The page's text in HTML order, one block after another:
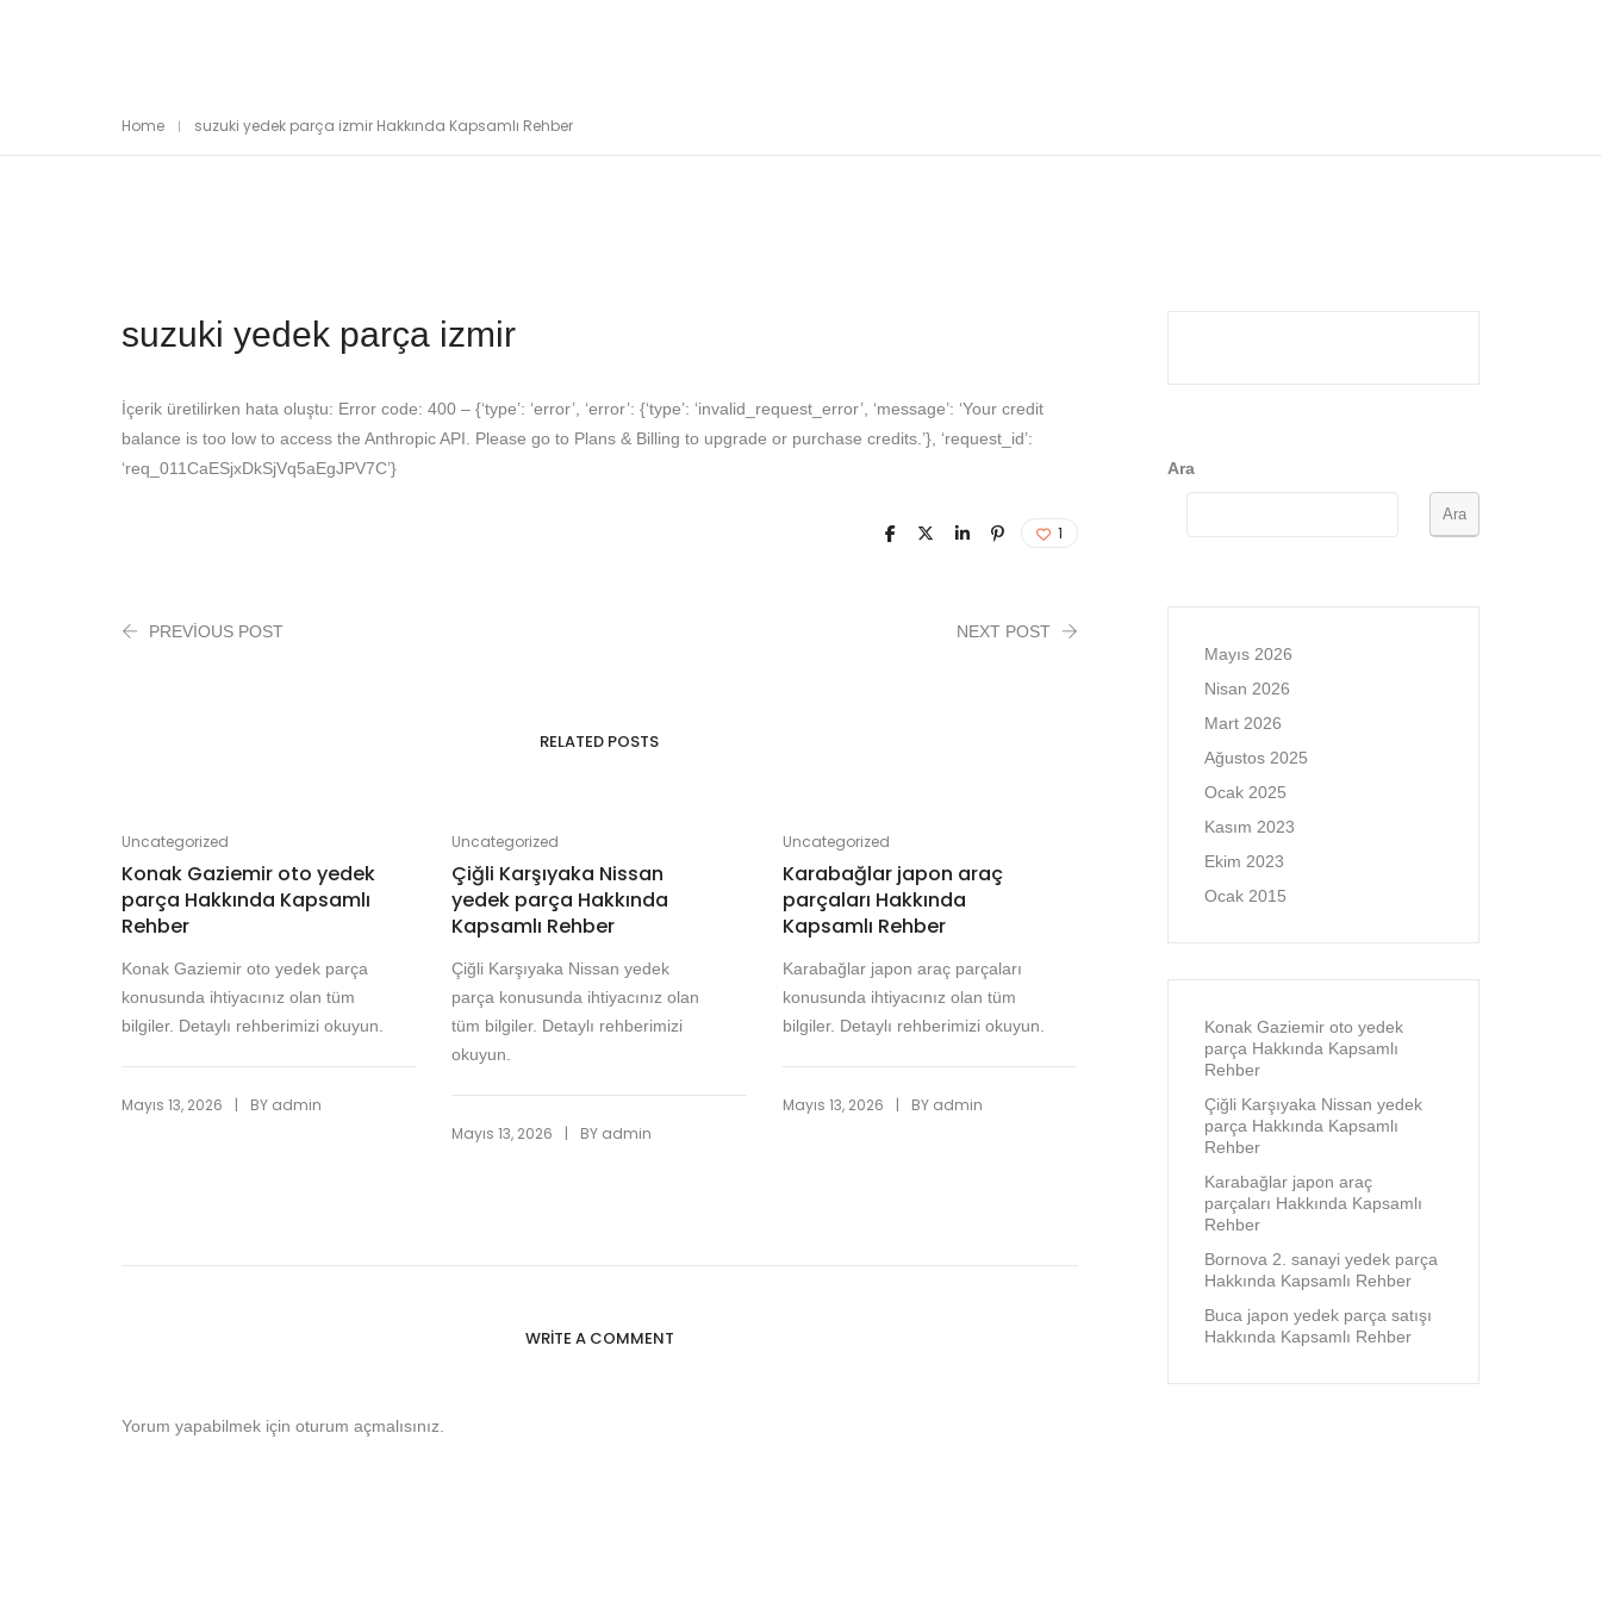
Home suzuki yedek parça izmir Hakkında Kapsamlı Rehber
suzuki yedek parça izmir
İçerik üretilirken hata oluştu: Error code: 400 – {‘type’: ‘error’, ‘error’: {‘type’: ‘invalid_request_error’, ‘message’: ‘Your credit
balance is too low to access the Anthropic API. Please go to Plans & Billing to upgrade or purchase credits.’}, ‘request_id’:
‘req_011CaESjxDkSjVq5aEgJPV7C’}
1
PREVIOUS POST NEXT POST
RELATED POSTS
Uncategorized
Konak Gaziemir oto yedek
parça Hakkında Kapsamlı
Rehber
Konak Gaziemir oto yedek parça
konusunda ihtiyacınız olan tüm
bilgiler. Detaylı rehberimizi okuyun.
Mayıs 13, 2026 | BY admin
Uncategorized
Çiğli Karşıyaka Nissan
yedek parça Hakkında
Kapsamlı Rehber
Çiğli Karşıyaka Nissan yedek
parça konusunda ihtiyacınız olan
tüm bilgiler. Detaylı rehberimizi
okuyun.
Mayıs 13, 2026 | BY admin
Uncategorized
Karabağlar japon araç
parçaları Hakkında
Kapsamlı Rehber
Karabağlar japon araç parçaları
konusunda ihtiyacınız olan tüm
bilgiler. Detaylı rehberimizi okuyun.
Mayıs 13, 2026 | BY admin
WRITE A COMMENT
Yorum yapabilmek için oturum açmalısınız
Ara
Ara
Mayıs 2026
Nisan 2026
Mart 2026
Ağustos 2025
Ocak 2025
Kasım 2023
Ekim 2023
Ocak 2015
Konak Gaziemir oto yedek
parça Hakkında Kapsamlı
Rehber
Çiğli Karşıyaka Nissan yedek
parça Hakkında Kapsamlı
Rehber
Karabağlar japon araç
parçaları Hakkında Kapsamlı
Rehber
Bornova 2. sanayi yedek parça
Hakkında Kapsamlı Rehber
Buca japon yedek parça satışı
Hakkında Kapsamlı Rehber